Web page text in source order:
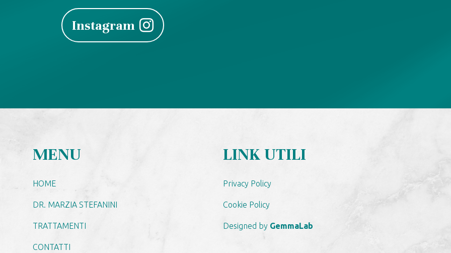
Instagram
MENU
HOME
DR. MARZIA STEFANINI
TRATTAMENTI
CONTATTI
LINK UTILI
Privacy Policy
Cookie Policy
Designed by GemmaLab